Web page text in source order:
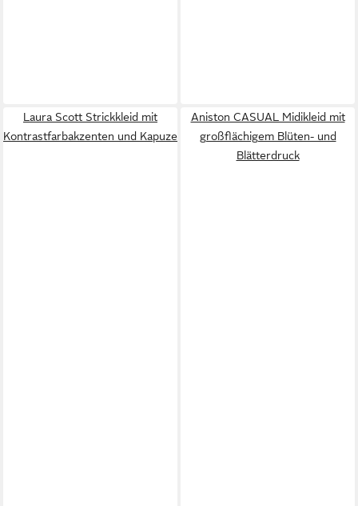
Laura Scott Strickkleid mit
Kontrastfarbakzenten und Kapuze
Aniston CASUAL Midikleid mit
großflächigem Blüten- und
Blätterdruck